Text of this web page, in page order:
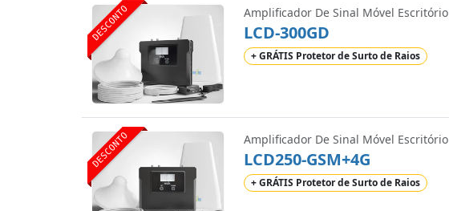
DESCONTO Amplificador De Sinal Móvel Escritório
LCD-300GD
+ GRÁTIS Protetor de Surto de Raios
DESCONTO Amplificador De Sinal Móvel Escritório
LCD250-GSM+4G
+ GRÁTIS Protetor de Surto de Raios